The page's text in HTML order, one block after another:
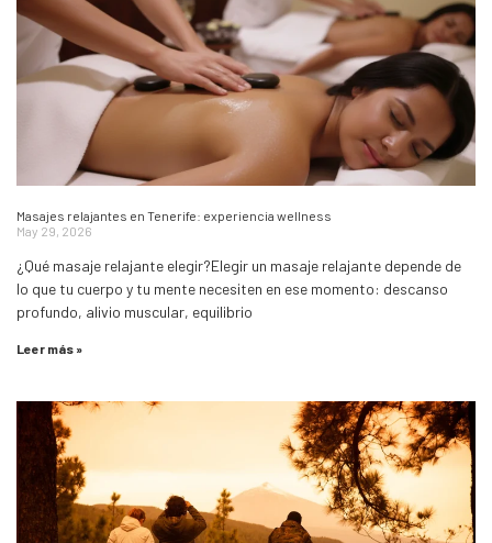
Masajes relajantes en Tenerife: experiencia wellness
May 29, 2026
¿Qué masaje relajante elegir?Elegir un masaje relajante depende de
lo que tu cuerpo y tu mente necesiten en ese momento: descanso
profundo, alivio muscular, equilibrio
Leer más »